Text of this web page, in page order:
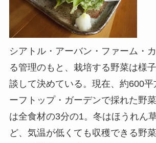
シアトル・アーバン・ファーム・
る管理のもと、栽培する野菜は様
談して決めている。現在、約600
ーフトップ・ガーデンで採れた野
は全食材の3分の1。冬はほうれん
ど、気温が低くても収穫できる野